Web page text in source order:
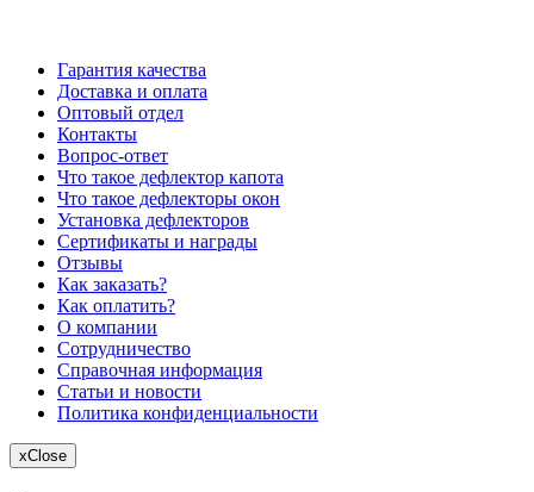
Гарантия качества
Доставка и оплата
Оптовый отдел
Контакты
Вопрос-ответ
Что такое дефлектор капота
Что такое дефлекторы окон
Установка дефлекторов
Сертификаты и награды
Отзывы
Как заказать?
Как оплатить?
О компании
Сотрудничество
Справочная информация
Статьи и новости
Политика конфиденциальности
xClose